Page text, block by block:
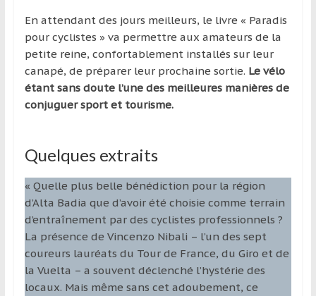
En attendant des jours meilleurs, le livre « Paradis
pour cyclistes » va permettre aux amateurs de la
petite reine, confortablement installés sur leur
canapé, de préparer leur prochaine sortie. Le vélo
étant sans doute l’une des meilleures manières de
conjuguer sport et tourisme.
Quelques extraits
« Quelle plus belle bénédiction pour la région
d’Alta Badia que d’avoir été choisie comme terrain
d’entraînement par des cyclistes professionnels ?
La présence de Vincenzo Nibali – l’un des sept
coureurs lauréats du Tour de France, du Giro et de
la Vuelta – a souvent déclenché l’hystérie des
locaux. Mais même sans cet adoubement, ce